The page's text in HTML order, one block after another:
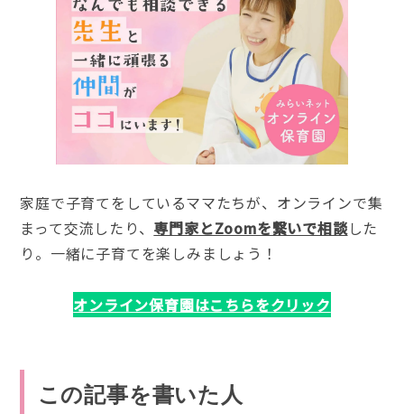
家庭で子育てをしているママたちが、オンラインで集
まって交流したり、 専門家とZoomを繋いで相談した
り。一緒に子育てを楽しみましょう！
オンライン保育園はこちらをクリック
この記事を書いた人